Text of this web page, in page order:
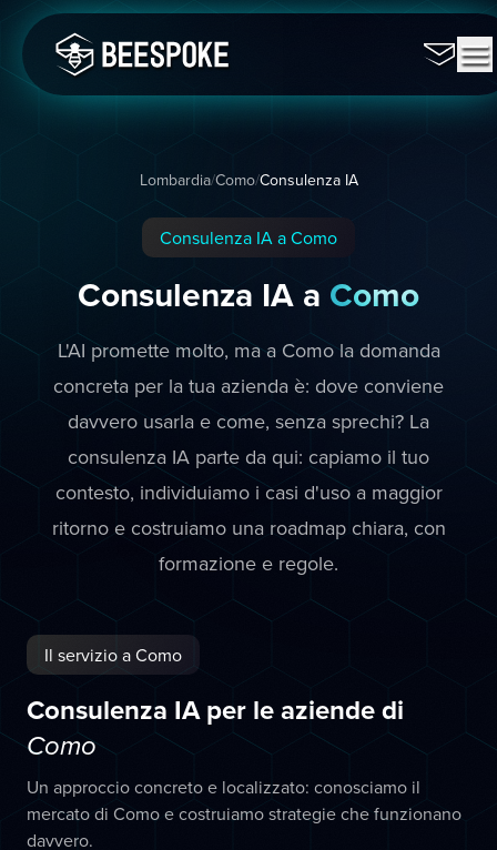
Lombardia/Como/Consulenza IA
Consulenza IA a Como
Consulenza IA a Como
L'AI promette molto, ma a Como la domanda
concreta per la tua azienda è: dove conviene
davvero usarla e come, senza sprechi? La
consulenza IA parte da qui: capiamo il tuo
contesto, individuiamo i casi d'uso a maggior
ritorno e costruiamo una roadmap chiara, con
formazione e regole.
Il servizio a Como
Consulenza IA per le aziende di
Como
Un approccio concreto e localizzato: conosciamo il
mercato di Como e costruiamo strategie che funzionano
davvero.